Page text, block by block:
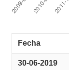
Fecha
30-06-2019